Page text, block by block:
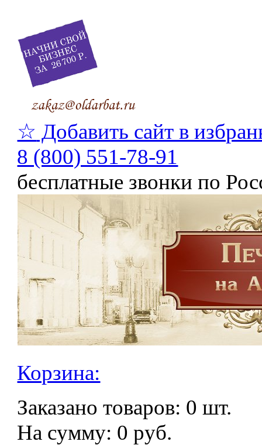
☆ Добавить сайт в
8 (800) 551-78-91
бесплатные звонки по
Корзина:
Заказано товаров: 0 шт.
На сумму: 0 руб.